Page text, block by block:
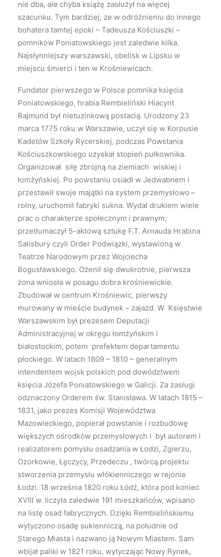
nie dba, ale chyba książę zasłużył na więcej
szacunku. Tym bardziej, ze w odróżnieniu do innego
bohatera tamtej epoki – Tadeusza Kościuszki –
pomników Poniatowskiego jest zaledwie kilka.
Najsłynniejszy warszawski, obelisk w Lipsku w
miejscu śmierci i ten w Krośniewicach.
Fundator pierwszego w Polsce pomnika księcia
Poniatowskiego, hrabia Rembieliński Hiacynt
Rajmund był nietuzinkową postacią. Urodzony 23
marca 1775 roku w Warszawie, uczył się w Korpusie
Kadetów Szkoły Rycerskiej, podczas Powstania
Kościuszkowskiego uzyskał stopień pułkownika.
Organizował siłę zbrojną na ziemiach wiskiej i
łomżyńskiej. Po powstaniu osiadł w Jedwabnem i
przestawił swoje majątki na system przemysłowo –
rolny, uruchomił fabryki sukna. Wydał drukiem wiele
prac o charakterze społecznym i prawnym,
przetłumaczył 5-aktową sztukę F.T. Arnauda Hrabina
Salisbury czyli Order Podwiązki, wystawioną w
Teatrze Narodowym przez Wojciecha
Bogusławskiego. Ożenił się dwukrotnie, pierwsza
żona wniosła w posagu dobra krośniewickie.
Zbudował w centrum Krośniewic, pierwszy
murowany w mieście budynek – zajazd. W Księstwie
Warszawskim był prezesem Deputacji
Administracyjnej w okręgu łomżyńskim i
białostockim, potem prefektem departamentu
płockiego. W latach 1809 – 1810 – generalnym
intendentem wojsk polskich pod dowództwem
księcia Józefa Poniatowskiego w Galicji. Za zasługi
odznaczony Orderem św. Stanisława. W latach 1815 –
1831, jako prezes Komisji Województwa
Mazowieckiego, popierał powstanie i rozbudowę
większych ośrodków przemysłowych i był autorem i
realizatorem pomysłu osadzania w Łodzi, Zgierzu,
Ozorkowie, Łęczycy, Przedeczu , twórcą projektu
stworzenia przemysłu włókienniczego w rejonie
Łodzi. 18 września 1820 roku Łódź, która pod koniec
XVIII w. liczyła zaledwie 191 mieszkańców, wpisano
na listę osad fabrycznych. Dzięki Rembielińskiemu
wytyczono osadę sukienniczą, na południe od
Starego Miasta i nazwano ją Nowym Miastem. Sam
wbijał paliki w 1821 roku, wytyczając Nowy Rynek,